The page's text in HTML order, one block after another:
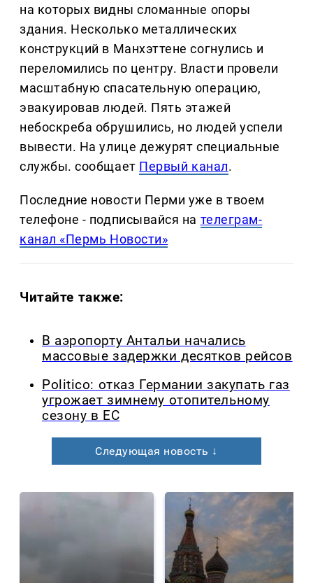
на которых видны сломанные опоры
здания. Несколько металлических
конструкций в Манхэттене согнулись и
переломились по центру. Власти провели
масштабную спасательную операцию,
эвакуировав людей. Пять этажей
небоскреба обрушились, но людей успели
вывести. На улице дежурят специальные
службы. сообщает Первый канал.
Последние новости Перми уже в твоем
телефоне - подписывайся на телеграм-
канал «Пермь Новости»
Читайте также:
В аэропорту Антальи начались
массовые задержки десятков рейсов
Politico: отказ Германии закупать газ
угрожает зимнему отопительному
сезону в ЕС
Следующая новость ↓